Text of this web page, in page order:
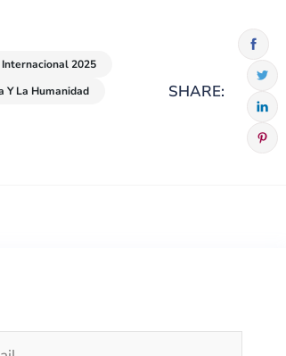
Internacional 2025
Y La Humanidad
SHARE: